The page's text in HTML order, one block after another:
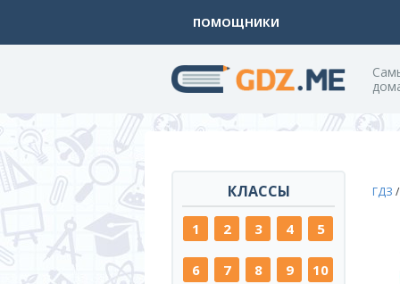
ПОМОЩНИКИ
КЛАССЫ
1 2 3 4 5
6 7 8 9 10
ГДЗ